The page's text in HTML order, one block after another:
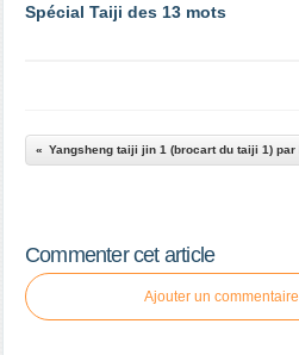
Spécial Taiji des 13 mots
Commenter cet article
Ajouter un commentaire